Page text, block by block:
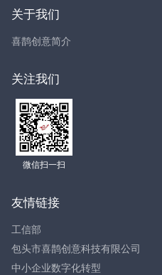
关于我们
喜鹊创意简介
关注我们
微信扫一扫
友情链接
工信部
包头市喜鹊创意科技有限公司
中小企业数字化转型